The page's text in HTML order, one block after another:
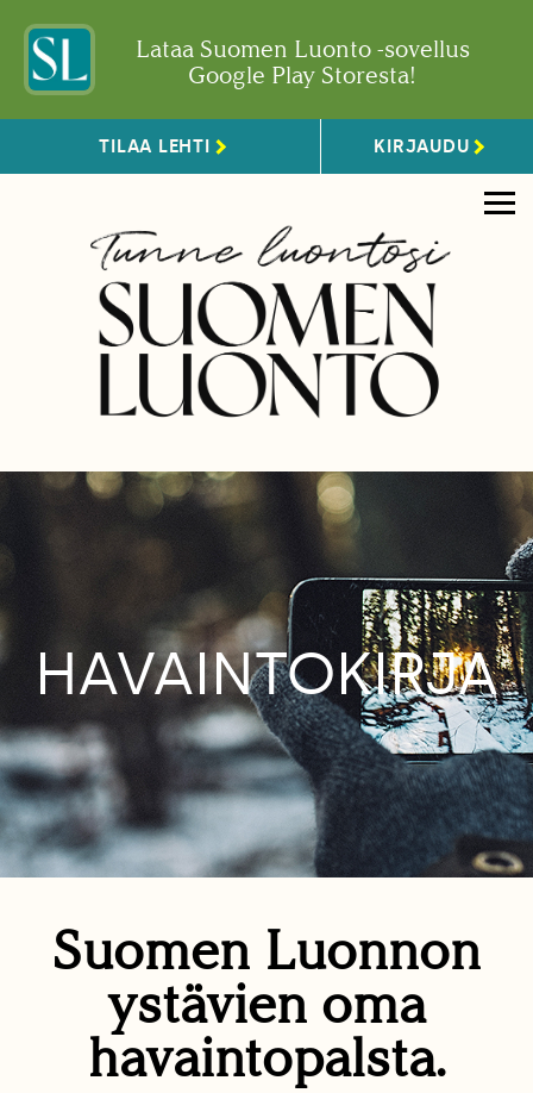
Lataa Suomen Luonto -sovellus
Google Play Storesta!
TILAA LEHTI KIRJAUDU
HAVAINTOKIRJA
Suomen Luonnon
ystävien oma
havaintopalsta.